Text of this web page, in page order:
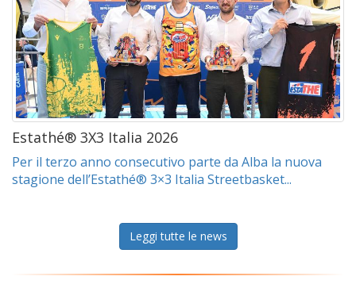
Estathé® 3X3 Italia 2026
Per il terzo anno consecutivo parte da Alba la nuova
stagione dell’Estathé® 3×3 Italia Streetbasket...
Leggi tutte le news